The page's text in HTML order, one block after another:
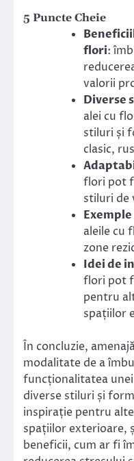
5 Puncte Cheie
flori:
valorii
Diverse
alei cu
stiluri și
clasic,
flori pot
stiluri de
aleile cu
zone
Idei de
flori pot
pentru
spațiilor
În concluzie,
modalitate de a
funcționalitatea
diverse stiluri și
inspirație pentru
spațiilor exterioare,
beneficii, cum ar fi